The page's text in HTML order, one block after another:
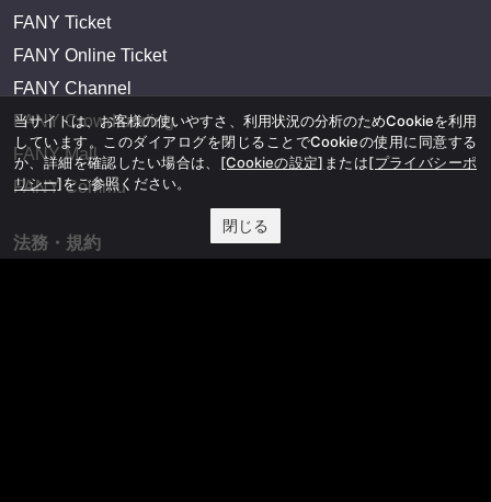
FANY Ticket
FANY Online Ticket
FANY Channel
FANY Crowdfunding
FANY Mall
FANY Commu
法務・規約
当サイトは、お客様の使いやすさ、利用状況の分析のためCookieを利用
しています。このダイアログを閉じることでCookieの使用に同意する
か、詳細を確認したい場合は、 [Cookieの設定] または[プライバシーポ
リシー]をご参照ください。
閉じる